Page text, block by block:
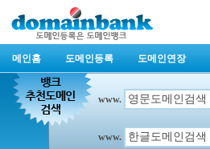
메인홈 도메인등록 도메인연장
www.
www.